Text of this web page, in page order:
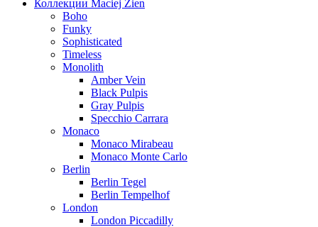
Коллекции Maciej Zien
Boho
Funky
Sophisticated
Timeless
Monolith
Amber Vein
Black Pulpis
Gray Pulpis
Specchio Carrara
Monaco
Monaco Mirabeau
Monaco Monte Carlo
Berlin
Berlin Tegel
Berlin Tempelhof
London
London Piccadilly